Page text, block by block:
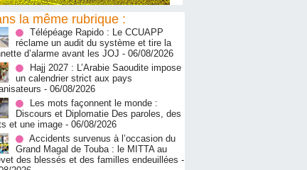
la même rubrique :
Télépéage Rapido : Le CCUAPP
réclame un audit du système et tire la
d’alarme avant les JOJ - 06/08/2026
Hajj 2027 : L’Arabie Saoudite impose
un calendrier strict aux pays
- 06/08/2026
Les mots façonnent le monde :
Discours et Diplomatie Des paroles, des
et une image - 06/08/2026
Accidents survenus à l’occasion du
Grand Magal de Touba : le MITTA au
des blessés et des familles endeuillées -